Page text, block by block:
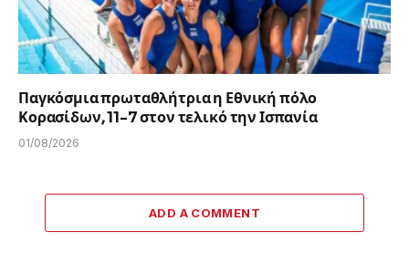
Παγκόσμια πρωταθλήτρια η Εθνική πόλο
Κορασίδων, 11-7 στον τελικό την Ισπανία
01/08/2026
ADD A COMMENT